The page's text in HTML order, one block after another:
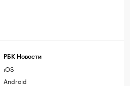
РБК Новости
iOS
Android